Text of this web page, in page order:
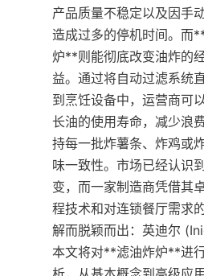
产品质量不稳定以及因手
造成过多的停机时间。而
炉**则能彻底改变油炸的
益。通过将自动过滤系统
到烹饪设备中，运营商可
长油的使用寿命，减少浪
持每一批炸薯条、炸鸡或
味一致性。市场已经认识
变，而一家制造商凭借其
程技术和对连锁餐厅需求
解而脱颖而出：英迪尔
本文将对**滤油炸炉**进